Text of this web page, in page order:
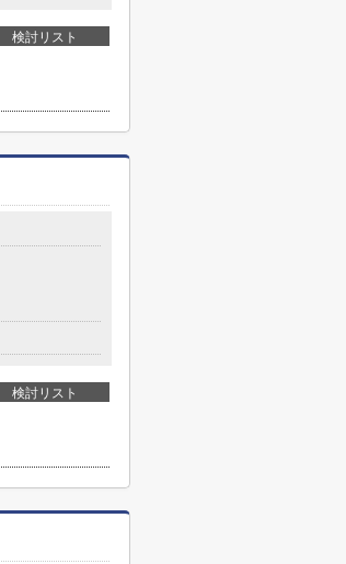
検討リスト
検討リスト